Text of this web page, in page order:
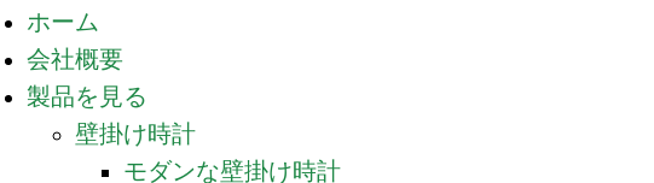
ホーム
会社概要
製品を見る
壁掛け時計
モダンな壁掛け時計